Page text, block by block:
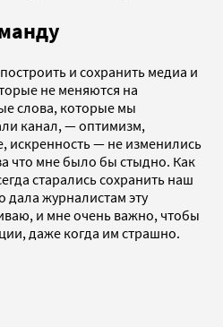
и сохранить медиа и
не меняются на
слова, которые мы
канал, — оптимизм,
искренность — не изменились
что мне было бы стыдно. Как
старались сохранить наш
дала журналистам эту
и мне очень важно, чтобы
даже когда им страшно.